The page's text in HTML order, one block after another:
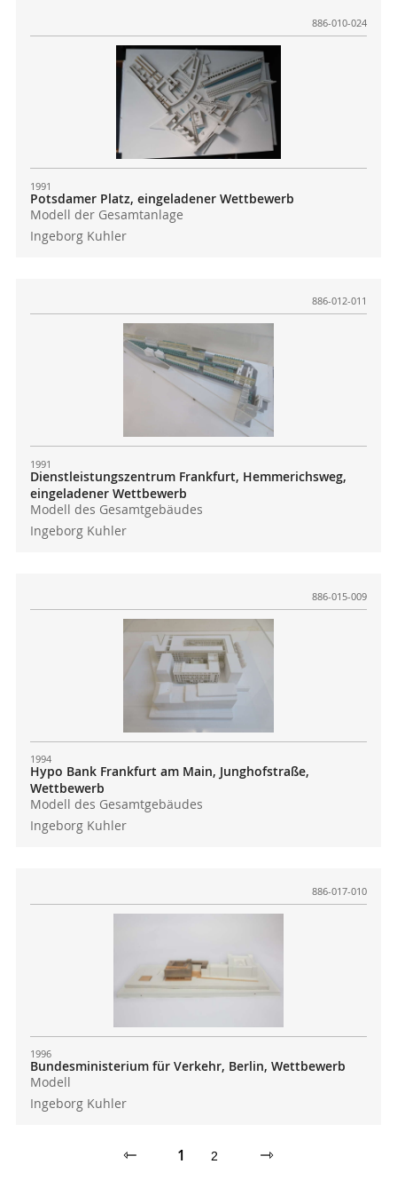
886-010-024
1991
Potsdamer Platz, eingeladener Wettbewerb
Modell der Gesamtanlage
Ingeborg Kuhler
886-012-011
1991
Dienstleistungszentrum Frankfurt, Hemmerichsweg,
eingeladener Wettbewerb
Modell des Gesamtgebäudes
Ingeborg Kuhler
886-015-009
1994
Hypo Bank Frankfurt am Main, Junghofstraße,
Wettbewerb
Modell des Gesamtgebäudes
Ingeborg Kuhler
886-017-010
1996
Bundesministerium für Verkehr, Berlin, Wettbewerb
Modell
Ingeborg Kuhler
⇽ 1 2 ⇾